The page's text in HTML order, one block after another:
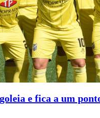
e fica a um